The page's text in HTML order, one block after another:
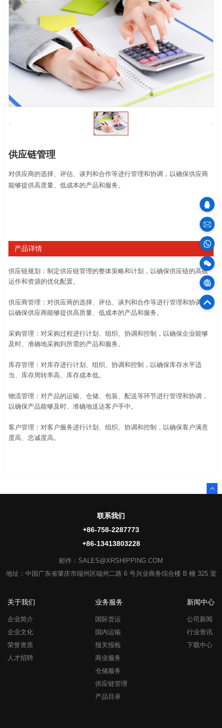
供应链管理
对供应商的选择、评估、谈判和合作等进行管理和协调，以确保供应商
能够提供高质量、低成本的产品和服务。
产品详情
供应链规划：制定供应链管理的整体策略和计划，以确保供应链的高效
运作和资源的优化配置。
供应商管理：对供应商的选择、评估、谈判和合作等进行管理和协调，
以确保供应商能够提供高质量、低成本的产品和服务。
采购管理：对采购过程进行计划、组织、协调和控制，以确保企业能够
及时、准确地采购到所需的产品和服务。
库存管理：对库存进行计划、组织、协调和控制，以确保库存水平适
当、库存周转率高、库存成本低。
物流管理：对产品的运输、仓储、包装、配送等环节进行管理和协调，
以确保产品能够及时、准确地送达客户手中。
客户管理：对客户服务进行计划、组织、协调和控制，以确保客户满意
度高、忠诚度高。
联系我们
+86-758-2287773
+86-13413803228
邮件：SALES@XRSHIPPING.COM
地址：中国广东省肇庆市端州区端州二路 6 号兴业商务综合楼 B 幢 325 室
关于我们
企业简介
企业文化
荣誉资质
人才招聘
业务服务
国际货运
国内运输
报关报检
商业服务
仓储服务
供应链管理
产品目录
新闻中心
公司新闻
行业资讯
下载中心